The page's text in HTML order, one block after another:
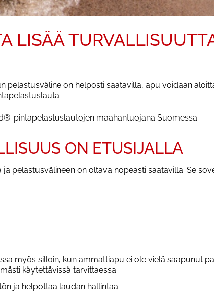
LISÄÄ
pelastusväline on helposti saatavilla, apu voidaan
pintapelastuslautojen maahantuojana Suomessa.
ON ETUSIJALLA
pelastusvälineen on oltava nopeasti saatavilla. Se
myös silloin, kun ammattiapu ei ole vielä saapunut
käytettävissä tarvittaessa.
ja helpottaa laudan hallintaa.